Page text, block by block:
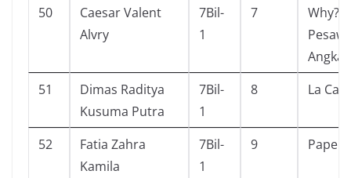
50
Caesar Valent
Alvry
7Bil-
1
7
Why?
51
Dimas Raditya
Kusuma Putra
7Bil-
1
8 La
52
Fatia Zahra
Kamila
7Bil-
1
9 Paper